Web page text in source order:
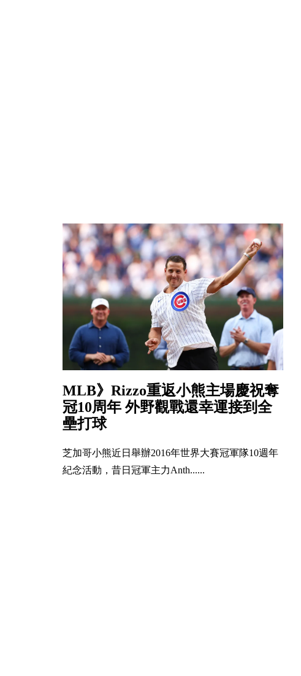
MLB》Rizzo重返小熊主場慶祝奪
冠10周年 外野觀戰還幸運接到全
壘打球
芝加哥小熊近日舉辦2016年世界大賽冠軍隊10週年
紀念活動，昔日冠軍主力Anth......